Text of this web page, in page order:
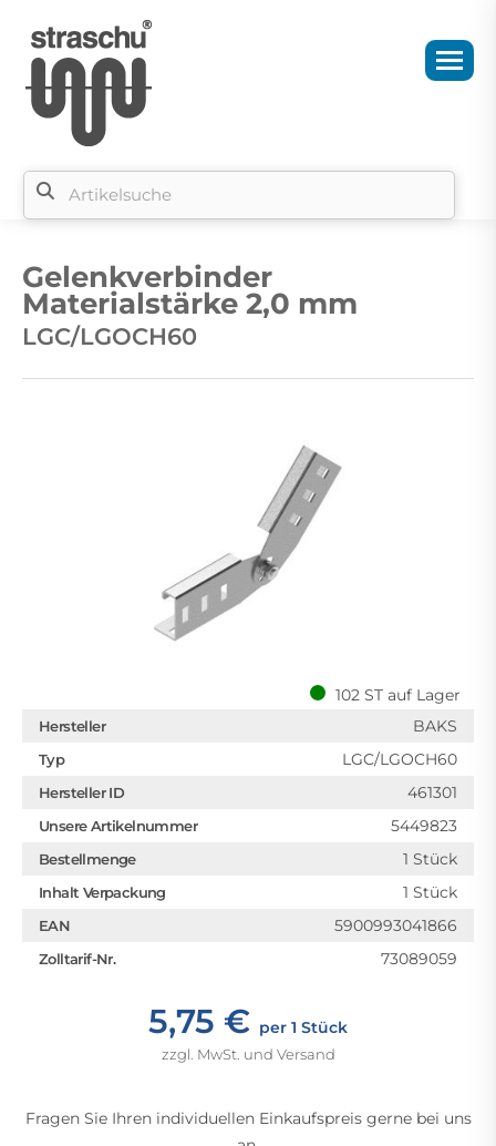
Gelenkverbinder
Materialstärke 2,0 mm
LGC/LGOCH60
102 ST auf Lager
Hersteller BAKS
Typ LGC/LGOCH60
Hersteller ID 461301
Unsere Artikelnummer 5449823
Bestellmenge 1 Stück
Inhalt Verpackung 1 Stück
EAN 5900993041866
Zolltarif-Nr. 73089059
5,75 € per 1 Stück
zzgl. MwSt. und Versand
Fragen Sie Ihren individuellen Einkaufspreis gerne bei uns